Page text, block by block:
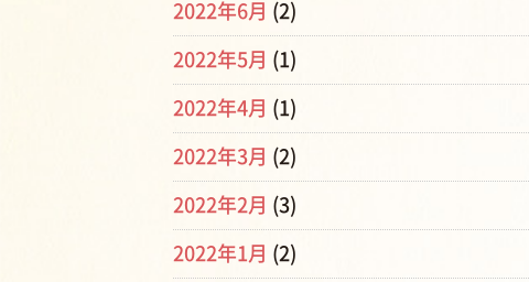
2022年6月 (2)
2022年5月 (1)
2022年4月 (1)
2022年3月 (2)
2022年2月 (3)
2022年1月 (2)